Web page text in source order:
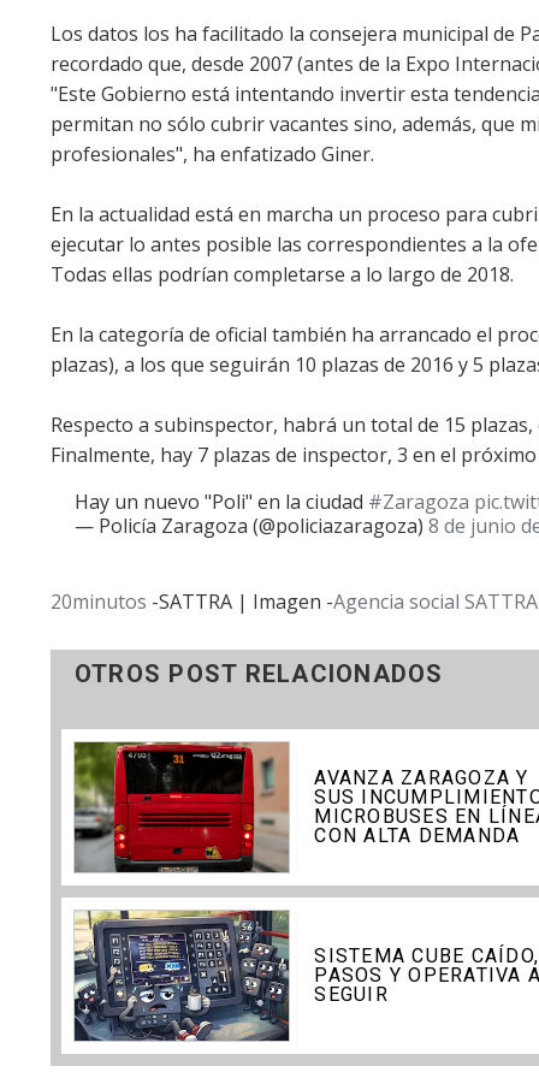
Los datos los ha facilitado la consejera municipal de
recordado que, desde 2007 (antes de la Expo
"Este Gobierno está intentando invertir esta
permitan no sólo cubrir vacantes sino, además, que
profesionales", ha enfatizado Giner.
En la actualidad está en marcha un proceso para
ejecutar lo antes posible las correspondientes a la
Todas ellas podrían completarse a lo largo de 2018.
En la categoría de oficial también ha arrancado el
plazas), a los que seguirán 10 plazas de 2016 y 5
Respecto a subinspector, habrá un total de 15
Finalmente, hay 7 plazas de inspector, 3 en el
Hay un nuevo "Poli" en la ciudad #Zaragoza
— Policía Zaragoza (@policiazaragoza) 8 de junio
20minutos -SATTRA | Imagen -Agencia social SATTRA
OTROS POST RELACIONADOS
AVANZA ZARAGOZA Y
SUS
MICROBUSES EN
CON ALTA DEMANDA
SISTEMA CUBE CAÍDO,
PASOS Y OPERATIVA
SEGUIR